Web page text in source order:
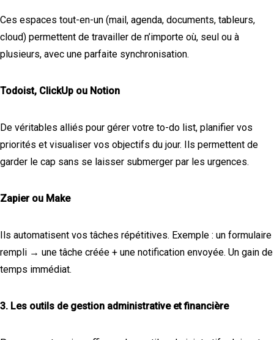
Ces espaces tout-en-un (mail, agenda, documents, tableurs,
cloud) permettent de travailler de n’importe où, seul ou à
plusieurs, avec une parfaite synchronisation.
Todoist, ClickUp ou Notion
De véritables alliés pour gérer votre to-do list, planifier vos
priorités et visualiser vos objectifs du jour. Ils permettent de
garder le cap sans se laisser submerger par les urgences.
Zapier ou Make
Ils automatisent vos tâches répétitives. Exemple : un formulaire
rempli → une tâche créée + une notification envoyée. Un gain de
temps immédiat.
3. Les outils de gestion administrative et financière